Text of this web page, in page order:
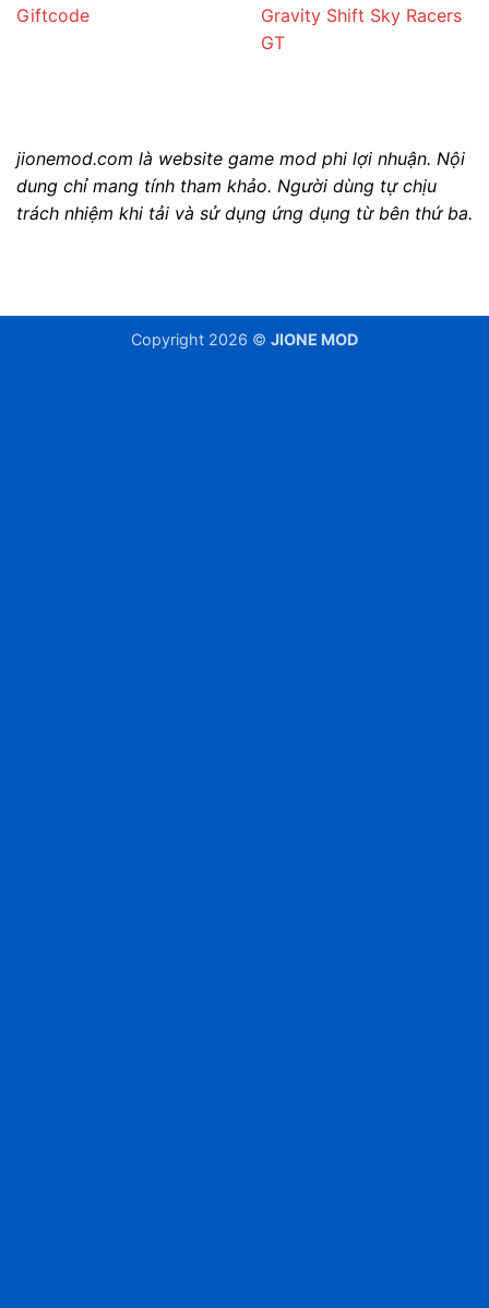
Giftcode
Gravity Shift Sky Racers
GT
jionemod.com là website game mod phi lợi nhuận. Nội
dung chỉ mang tính tham khảo. Người dùng tự chịu
trách nhiệm khi tải và sử dụng ứng dụng từ bên thứ ba.
Copyright 2026 © JIONE MOD